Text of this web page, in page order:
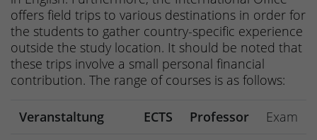
offers field trips to various destinations in order for
the students to gather country-specific experience
outside the study location. It should be noted that
these trips involve a small personal financial
contribution. The range of courses is as follows:
Veranstaltung ECTS Professor
Exam